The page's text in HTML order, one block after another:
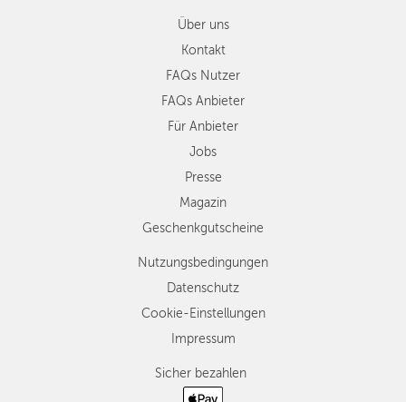
Über uns
Kontakt
FAQs Nutzer
FAQs Anbieter
Für Anbieter
Jobs
Presse
Magazin
Geschenkgutscheine
Nutzungsbedingungen
Datenschutz
Cookie-Einstellungen
Impressum
Sicher bezahlen